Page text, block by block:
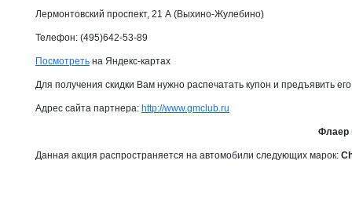
Лермонтовский проспект, 21 А (Выхино-Жулебино)
Телефон: (495)642-53-89
Посмотреть на Яндекс-картах
Для получения скидки Вам нужно распечатать купон и предъявить
Адрес сайта партнера: http://www.gmclub.ru
Флаер
Данная акция распространяется на автомобили следующих марок: